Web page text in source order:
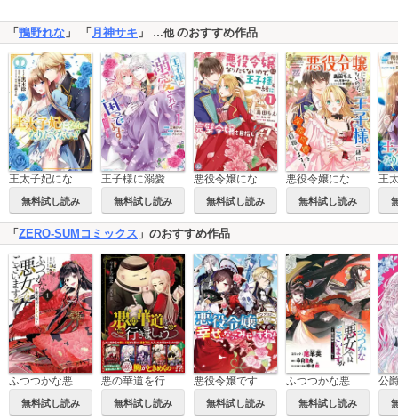
「 鴨野れな 」 「 月神サキ 」 …他のおすすめ作品
王太子妃になんてなりたくない!!
無料試し読み
王子様に溺愛されて困ってます～転生ヒロイン、乙女ゲーム奮闘記～
無料試し読み
悪役令嬢になりたくないので、王子様と一緒に完璧令嬢を目指します！
無料試し読み
悪役令嬢になりたくないので、王子様と一緒に完璧令嬢を目指します！【単話売】
無料試し読み
「 ZERO-SUMコミックス 」のおすすめ作品
ふつつかな悪女ではございますが ～雛宮蝶鼠とりかえ伝～
無料試し読み
悪の華道を行きましょう【コミックス版】
無料試し読み
悪役令嬢ですが、幸せになってみせますわ！ アンソロジーコミック
無料試し読み
ふつつかな悪女ではございますが ～雛宮蝶鼠とりかえ伝～ 連載版
無料試し読み